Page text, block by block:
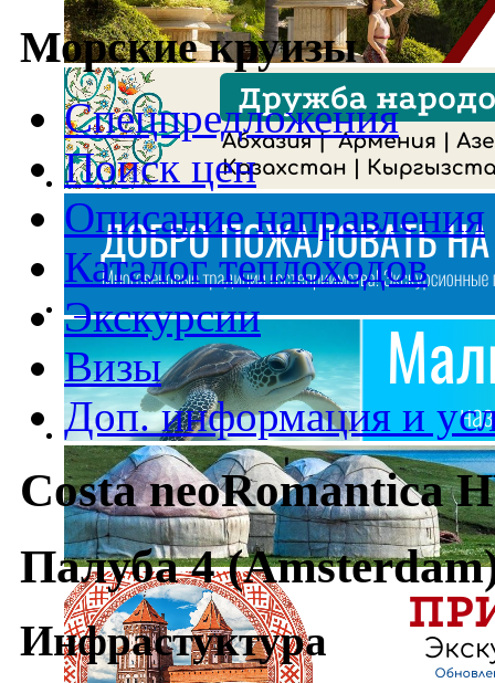
Морские круизы
Спецпредложения
Поиск цен
Описание направления
Каталог теплоходов
Экскурсии
Визы
Доп. информация и
Costa neoRomantica
Палуба 4
Инфрастуктура